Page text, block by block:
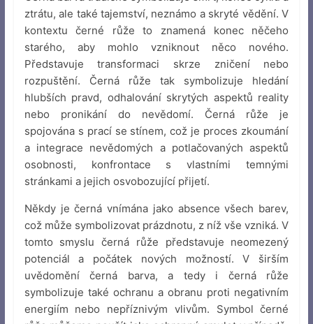
ztrátu, ale také tajemství, neznámo a skryté vědění. V
kontextu černé růže to znamená konec něčeho
starého, aby mohlo vzniknout něco nového.
Představuje transformaci skrze zničení nebo
rozpuštění. Černá růže tak symbolizuje hledání
hlubších pravd, odhalování skrytých aspektů reality
nebo pronikání do nevědomí. Černá růže je
spojována s prací se stínem, což je proces zkoumání
a integrace nevědomých a potlačovaných aspektů
osobnosti, konfrontace s vlastními temnými
stránkami a jejich osvobozující přijetí.
Někdy je černá vnímána jako absence všech barev,
což může symbolizovat prázdnotu, z níž vše vzniká. V
tomto smyslu černá růže představuje neomezený
potenciál a počátek nových možností. V širším
uvědomění černá barva, a tedy i černá růže
symbolizuje také ochranu a obranu proti negativním
energiím nebo nepříznivým vlivům. Symbol černé